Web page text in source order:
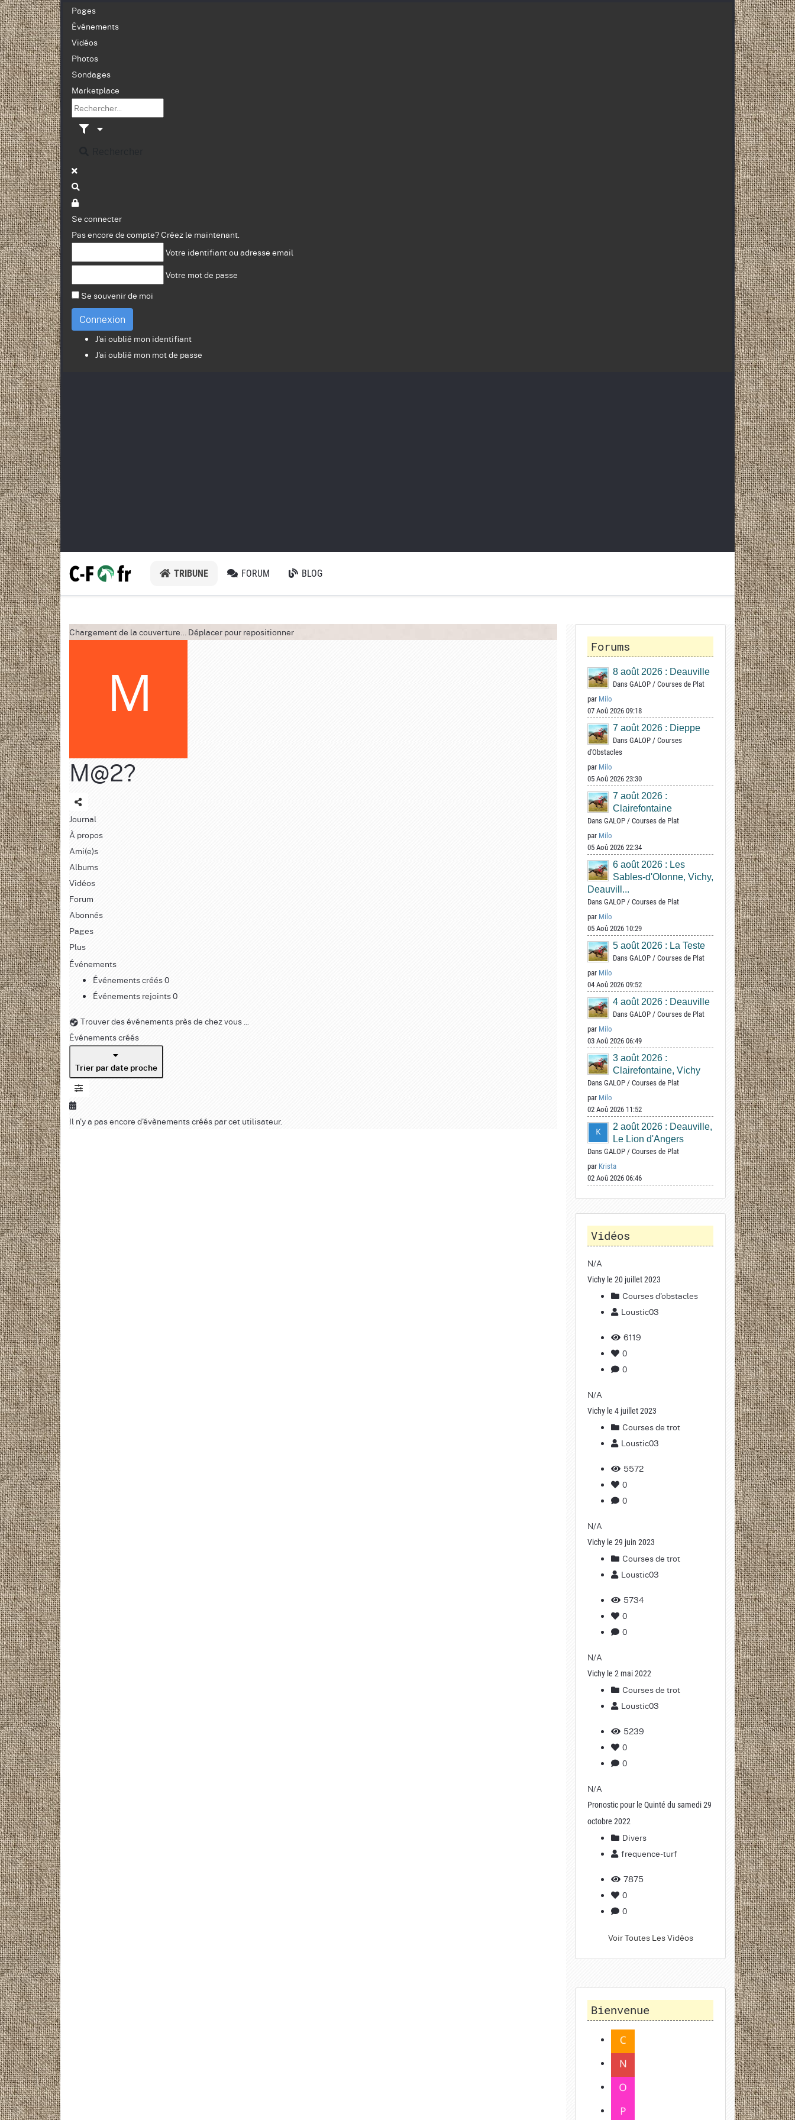
Pages
Événements
Vidéos
Photos
Sondages
Marketplace
Se connecter
Pas encore de compte? Créez le maintenant.
Votre identifiant ou adresse email
Votre mot de passe
Se souvenir de moi
Connexion
J'ai oublié mon identifiant
J'ai oublié mon mot de passe
TRIBUNE FORUM BLOG
Chargement de la couverture… Déplacer pour repositionner
M@2?
Journal
À propos
Ami(e)s
Albums
Vidéos
Forum
Abonnés
Pages
Plus
Événements
Événements créés0
Événements rejoints0
Trouver des événements près de chez vous ...
Événements créés
Trier par date proche
Il n'y a pas encore d'évènements créés par cet utilisateur.
Forums
8 août 2026 : Deauville
Dans GALOP / Courses de Plat
par Milo
07 Aoû 2026 09:18
7 août 2026 : Dieppe
Dans GALOP / Courses
d'Obstacles
par Milo
05 Aoû 2026 23:30
7 août 2026 :
Clairefontaine
Dans GALOP / Courses de Plat
par Milo
05 Aoû 2026 22:34
6 août 2026 : Les
Sables-d'Olonne, Vichy,
Deauvill...
Dans GALOP / Courses de Plat
par Milo
05 Aoû 2026 10:29
5 août 2026 : La Teste
Dans GALOP / Courses de Plat
par Milo
04 Aoû 2026 09:52
4 août 2026 : Deauville
Dans GALOP / Courses de Plat
par Milo
03 Aoû 2026 06:49
3 août 2026 :
Clairefontaine, Vichy
Dans GALOP / Courses de Plat
par Milo
02 Aoû 2026 11:52
2 août 2026 : Deauville,
Le Lion d'Angers
Dans GALOP / Courses de Plat
par Krista
02 Aoû 2026 06:46
Vidéos
N/A
Vichy le 20 juillet 2023
Courses d'obstacles
Loustic03
6119
0
0
N/A
Vichy le 4 juillet 2023
Courses de trot
Loustic03
5572
0
0
N/A
Vichy le 29 juin 2023
Courses de trot
Loustic03
5734
0
0
N/A
Vichy le 2 mai 2022
Courses de trot
Loustic03
5239
0
0
N/A
Pronostic pour le Quinté du samedi 29
octobre 2022
Divers
frequence-turf
7875
0
0
Voir Toutes Les Vidéos
Bienvenue